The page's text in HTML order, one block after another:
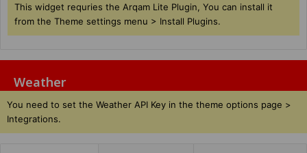
This widget requries the Arqam Lite Plugin, You can install it
from the Theme settings menu > Install Plugins.
Weather
You need to set the Weather API Key in the theme options page >
Integrations.